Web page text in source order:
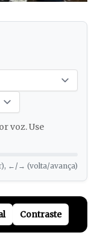
voz. Use
←/→ (volta/avança)
Contraste